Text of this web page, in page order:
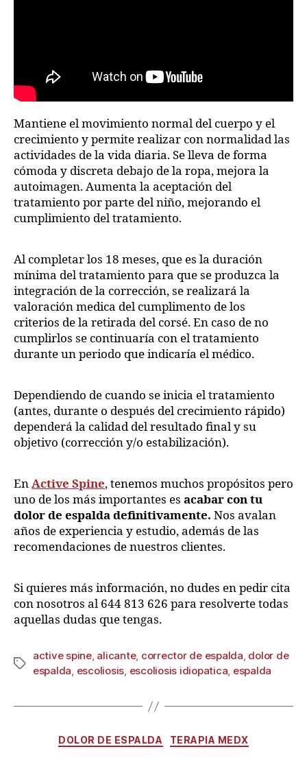
Mantiene el movimiento normal del cuerpo y el
crecimiento y permite realizar con normalidad las
actividades de la vida diaria. Se lleva de forma
cómoda y discreta debajo de la ropa, mejora la
autoimagen. Aumenta la aceptación del
tratamiento por parte del niño, mejorando el
cumplimiento del tratamiento.
Al completar los 18 meses, que es la duración
mínima del tratamiento para que se produzca la
integración de la corrección, se realizará la
valoración medica del cumplimento de los
criterios de la retirada del corsé. En caso de no
cumplirlos se continuaría con el tratamiento
durante un periodo que indicaría el médico.
Dependiendo de cuando se inicia el tratamiento
(antes, durante o después del crecimiento rápido)
dependerá la calidad del resultado final y su
objetivo (corrección y/o estabilización).
EnActive Spine, tenemos muchos propósitos pero
uno de los más importantes es acabar con tu
dolor de espalda definitivamente. Nos avalan
años de experiencia y estudio, además de las
recomendaciones de nuestros clientes.
Si quieres más información, no dudes en pedir cita
con nosotros al 644 813 626 para resolverte todas
aquellas dudas que tengas.
active spine, alicante, corrector de espalda, dolor de
espalda, escoliosis, escoliosis idiopatica, espalda
DOLOR DE ESPALDA TERAPIA MEDX